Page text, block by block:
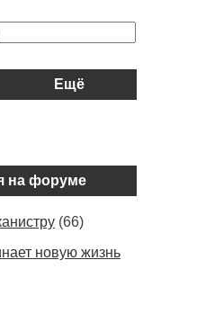
Ещё
на форуме
(66)
новую жизнь